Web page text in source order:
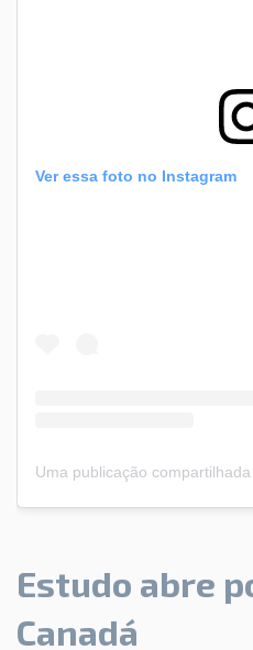
Ver essa foto no Instagram
Estudo abre
Canadá